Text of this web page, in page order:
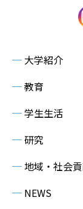
─ 大学紹介
─教育
─学生生活
─研究
─地域・社会
─ NEWS